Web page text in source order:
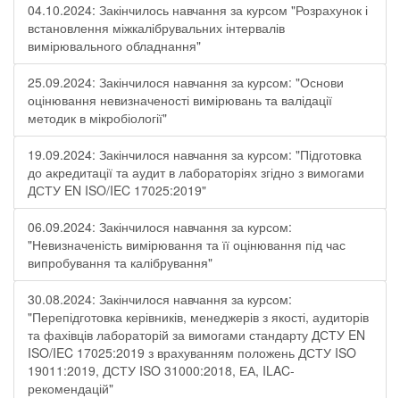
04.10.2024: Закінчилось навчання за курсом "Розрахунок і
встановлення міжкалібрувальних інтервалів
вимірювального обладнання"
25.09.2024: Закінчилося навчання за курсом: "Основи
оцінювання невизначеності вимірювань та валідації
методик в мікробіології"
19.09.2024: Закінчилося навчання за курсом: "Підготовка
до акредитації та аудит в лабораторіях згідно з вимогами
ДСТУ EN ISO/IEC 17025:2019"
06.09.2024: Закінчилося навчання за курсом:
"Невизначеність вимірювання та її оцінювання під час
випробування та калібрування"
30.08.2024: Закінчилося навчання за курсом:
"Перепідготовка керівників, менеджерів з якості, аудиторів
та фахівців лабораторій за вимогами стандарту ДСТУ EN
ISO/IEC 17025:2019 з врахуванням положень ДСТУ ISO
19011:2019, ДСТУ ISO 31000:2018, ЕА, ILAC-
рекомендацій"